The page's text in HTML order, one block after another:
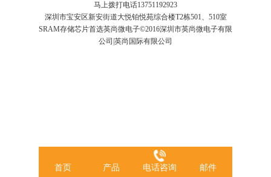
马上拨打电话13751192923
深圳市宝安区新安街道大悦铂悦苑综合楼T2栋501、510室
SRAM存储芯片首选英尚微电子©2016深圳市英尚微电子有限
公司|英尚国际有限公司
首页 产品 电话咨询 邮件